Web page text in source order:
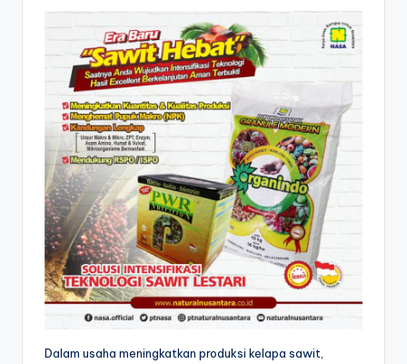
Dalam usaha meningkatkan produksi kelapa sawit,